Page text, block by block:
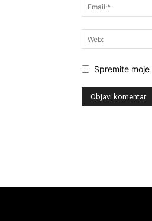
Spremite